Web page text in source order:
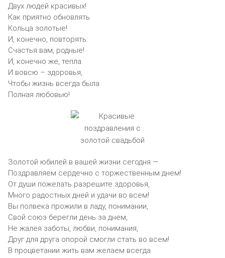
Двух людей красивых!
Как приятно обновлять
Кольца золотые!
И, конечно, повторять:
Счастья вам, родные!
И, конечно же, тепла.
И вовсю – здоровья,
Чтобы жизнь всегда была
Полная любовью!
Золотой юбилей в вашей жизни сегодня —
Поздравляем сердечно с торжественным днем!
От души пожелать разрешите здоровья,
Много радостных дней и удачи во всем!
Вы полвека прожили в ладу, понимании,
Свой союз берегли день за днем,
Не жалея заботы, любви, понимания,
Друг для друга опорой смогли стать во всем!
В процветании жить вам желаем всегда